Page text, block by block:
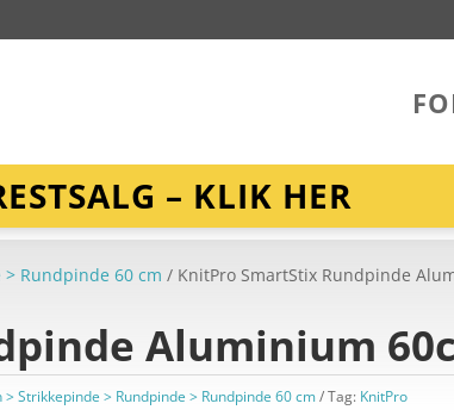
– KLIK HER
Rundpinde 60 cm / KnitPro SmartStix Rundpinde
Aluminium
Strikkepinde > Rundpinde > Rundpinde 60 cm Tag: KnitPro